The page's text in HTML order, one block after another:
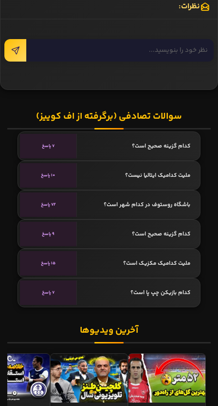
نظرات:
سوالات تصادفی (برگرفته از اف کوییز)
کدام گزینه صحیح است؟ 7 پاسخ
ملیت کدامیک ایتالیا نیست؟ 10 پاسخ
باشگاه روستوف در کدام شهر است؟ 72 پاسخ
کدام گزینه صحیح است؟ 9 پاسخ
ملیت کدامیک مکزیک است؟ 15 پاسخ
کدام بازیکن چپ پا است؟ 7 پاسخ
آخرین ویدیوها